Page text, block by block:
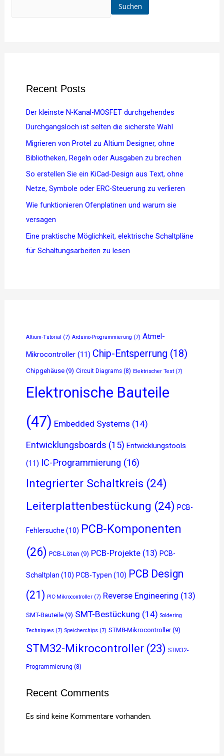
Suchen
Recent Posts
Der kleinste N-Kanal-MOSFET durchgehendes
Durchgangsloch ist selten die sicherste Wahl
Migrieren von Protel zu Altium Designer, ohne
Bibliotheken, Regeln oder Ausgaben zu brechen
So erstellen Sie ein KiCad-Design aus Text, ohne
Netze, Symbole oder ERC-Steuerung zu verlieren
Wie funktionieren Ofenplatinen und warum sie
versagen
Eine praktische Möglichkeit, elektrische Schaltpläne
für Schaltungsarbeiten zu lesen
Altium-Tutorial (7) Arduino-Programmierung (7) Atmel-
Mikrocontroller (11) Chip-Entsperrung (18)
Chipgehäuse (9) Circuit Diagrams (8) Elektrischer Test (7)
Elektronische Bauteile
(47) Embedded Systems (14)
Entwicklungsboards (15) Entwicklungstools
(11) IC-Programmierung (16)
Integrierter Schaltkreis (24)
Leiterplattenbestückung (24) PCB-
Fehlersuche (10) PCB-Komponenten
(26) PCB-Löten (9) PCB-Projekte (13) PCB-
Schaltplan (10) PCB-Typen (10) PCB Design
(21) PIC-Mikrocontroller (7) Reverse Engineering (13)
SMT-Bauteile (9) SMT-Bestückung (14) Soldering
Techniques (7) Speicherchips (7) STM8-Mikrocontroller(9)
STM32-Mikrocontroller (23) STM32-
Programmierung (8)
Recent Comments
Es sind keine Kommentare vorhanden.